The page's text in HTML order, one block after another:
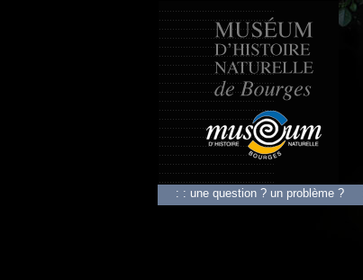
: : une question ? un problème ?